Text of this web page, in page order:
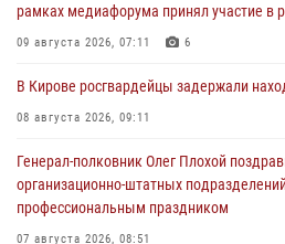
рамках медиафорума принял участие в
09 августа 2026, 07:11 6
В Кирове росгвардейцы задержали
08 августа 2026, 09:11
Генерал-полковник Олег Плохой
организационно-штатных
профессиональным праздником
07 августа 2026, 08:51